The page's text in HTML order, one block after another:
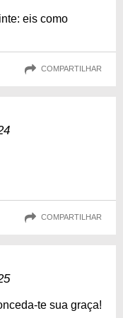
eis como
COMPARTILHAR
COMPARTILHAR
te sua graça!